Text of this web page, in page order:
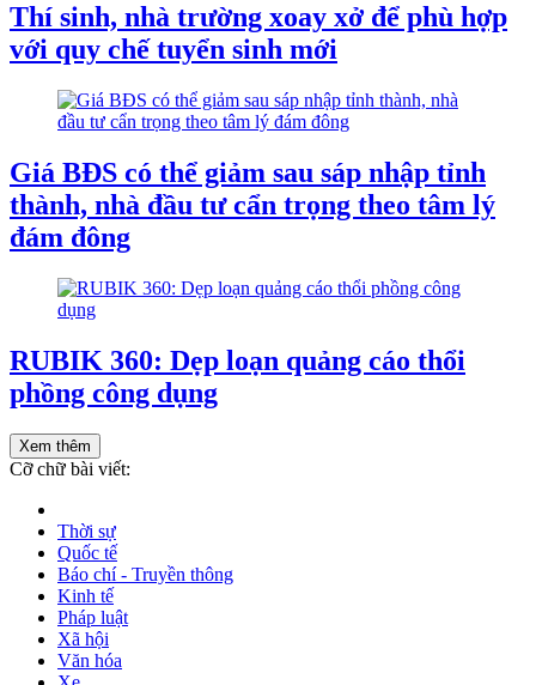
Thí sinh, nhà trường xoay xở để phù hợp
với quy chế tuyển sinh mới
Giá BĐS có thể giảm sau sáp nhập tỉnh
thành, nhà đầu tư cẩn trọng theo tâm lý
đám đông
RUBIK 360: Dẹp loạn quảng cáo thổi
phồng công dụng
Xem thêm
Cỡ chữ bài viết:
Thời sự
Quốc tế
Báo chí - Truyền thông
Kinh tế
Pháp luật
Xã hội
Văn hóa